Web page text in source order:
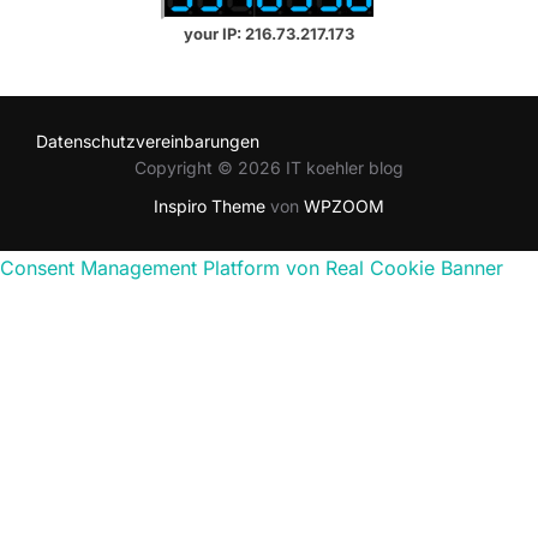
your IP: 216.73.217.173
Datenschutzvereinbarungen
Copyright © 2026 IT koehler blog
Inspiro Theme von WPZOOM
Consent Management Platform von Real Cookie Banner